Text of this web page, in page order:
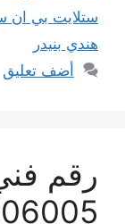
ستلايت بي ان
هندي بنيدر
أضف تعليق
رقم